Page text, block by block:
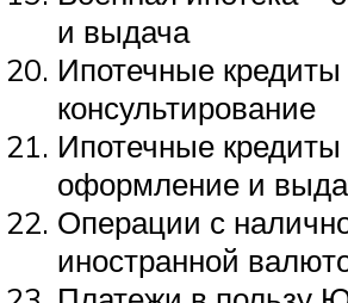
и выдача
Ипотечные кредиты
консультирование
Ипотечные кредиты
оформление и
Операции с
иностранной